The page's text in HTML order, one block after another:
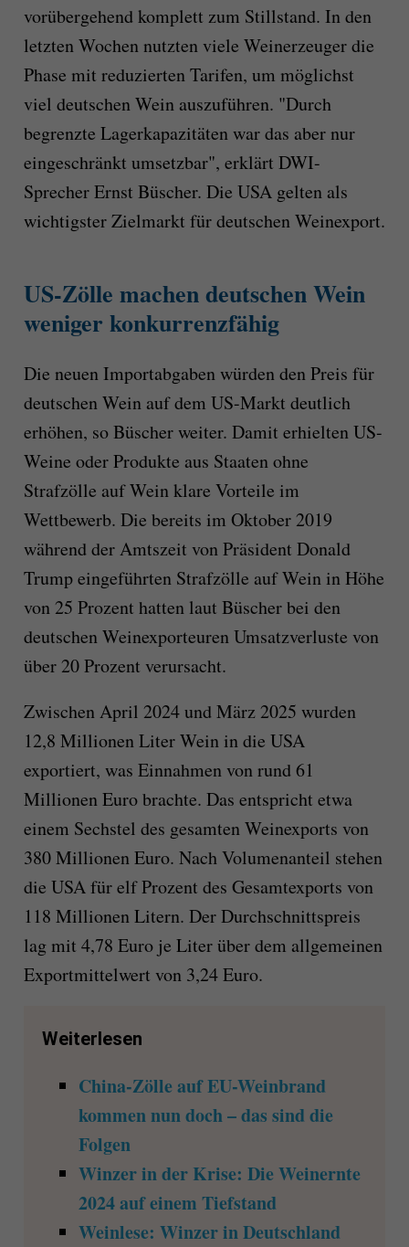
vorübergehend komplett zum Stillstand. In den
letzten Wochen nutzten viele Weinerzeuger die
Phase mit reduzierten Tarifen, um möglichst
viel deutschen Wein auszuführen. "Durch
begrenzte Lagerkapazitäten war das aber nur
eingeschränkt umsetzbar", erklärt DWI-
Sprecher Ernst Büscher. Die USA gelten als
wichtigster Zielmarkt für deutschen Weinexport.
US-Zölle machen deutschen Wein
weniger konkurrenzfähig
Die neuen Importabgaben würden den Preis für
deutschen Wein auf dem US-Markt deutlich
erhöhen, so Büscher weiter. Damit erhielten US-
Weine oder Produkte aus Staaten ohne
Strafzölle auf Wein klare Vorteile im
Wettbewerb. Die bereits im Oktober 2019
während der Amtszeit von Präsident Donald
Trump eingeführten Strafzölle auf Wein in Höhe
von 25 Prozent hatten laut Büscher bei den
deutschen Weinexporteuren Umsatzverluste von
über 20 Prozent verursacht.
Zwischen April 2024 und März 2025 wurden
12,8 Millionen Liter Wein in die USA
exportiert, was Einnahmen von rund 61
Millionen Euro brachte. Das entspricht etwa
einem Sechstel des gesamten Weinexports von
380 Millionen Euro. Nach Volumenanteil stehen
die USA für elf Prozent des Gesamtexports von
118 Millionen Litern. Der Durchschnittspreis
lag mit 4,78 Euro je Liter über dem allgemeinen
Exportmittelwert von 3,24 Euro.
Weiterlesen
China-Zölle auf EU-Weinbrand
kommen nun doch – das sind die
Folgen
Winzer in der Krise: Die Weinernte
2024 auf einem Tiefstand
Weinlese: Winzer in Deutschland